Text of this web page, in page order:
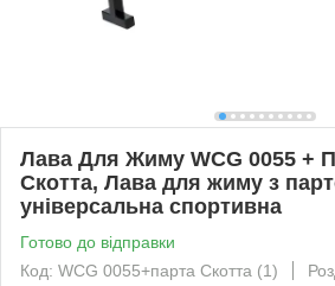
Лава Для Жиму WCG 0055 +
Скотта, Лава для жиму з
універсальна спортивна
Готово до відправки
Код: WCG 0055+парта Скотта (1)